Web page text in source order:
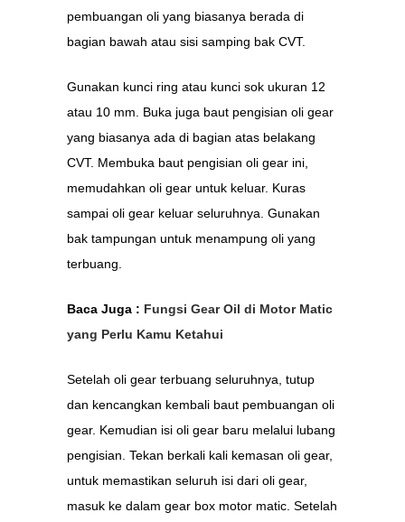
pembuangan oli yang biasanya berada di
bagian bawah atau sisi samping bak CVT.
Gunakan kunci ring atau kunci sok ukuran 12
atau 10 mm. Buka juga baut pengisian oli gear
yang biasanya ada di bagian atas belakang
CVT. Membuka baut pengisian oli gear ini,
memudahkan oli gear untuk keluar. Kuras
sampai oli gear keluar seluruhnya. Gunakan
bak tampungan untuk menampung oli yang
terbuang.
Baca Juga : Fungsi Gear Oil di Motor Matic
yang Perlu Kamu Ketahui
Setelah oli gear terbuang seluruhnya, tutup
dan kencangkan kembali baut pembuangan oli
gear. Kemudian isi oli gear baru melalui lubang
pengisian. Tekan berkali kali kemasan oli gear,
untuk memastikan seluruh isi dari oli gear,
masuk ke dalam gear box motor matic. Setelah